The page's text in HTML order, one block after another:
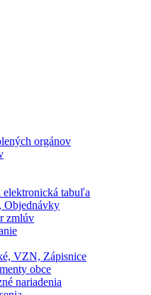
orgánov
elektronická tabuľa
Objednávky
zmlúv
VZN, Zápisnice
obce
nariadenia